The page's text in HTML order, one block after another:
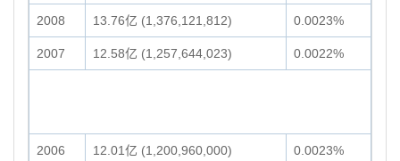
2008 13.76亿 (1,376,121,812) 0.0023%
2007 12.58亿 (1,257,644,023) 0.0022%
2006 12.01亿 (1,200,960,000) 0.0023%